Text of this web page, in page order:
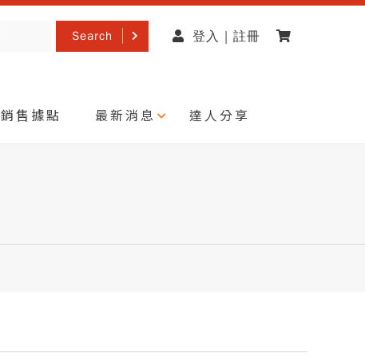
Search 登入 | 註冊
銷售據點 最新消息 達人分享